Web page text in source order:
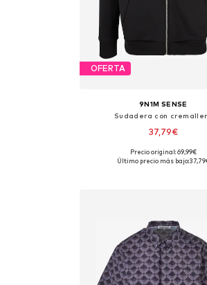
OFERTA
9N1M SENSE
Sudadera con
37,79€
Tallas disponibles: S, M, L
Precio original: 69,99€
Último precio más bajo: